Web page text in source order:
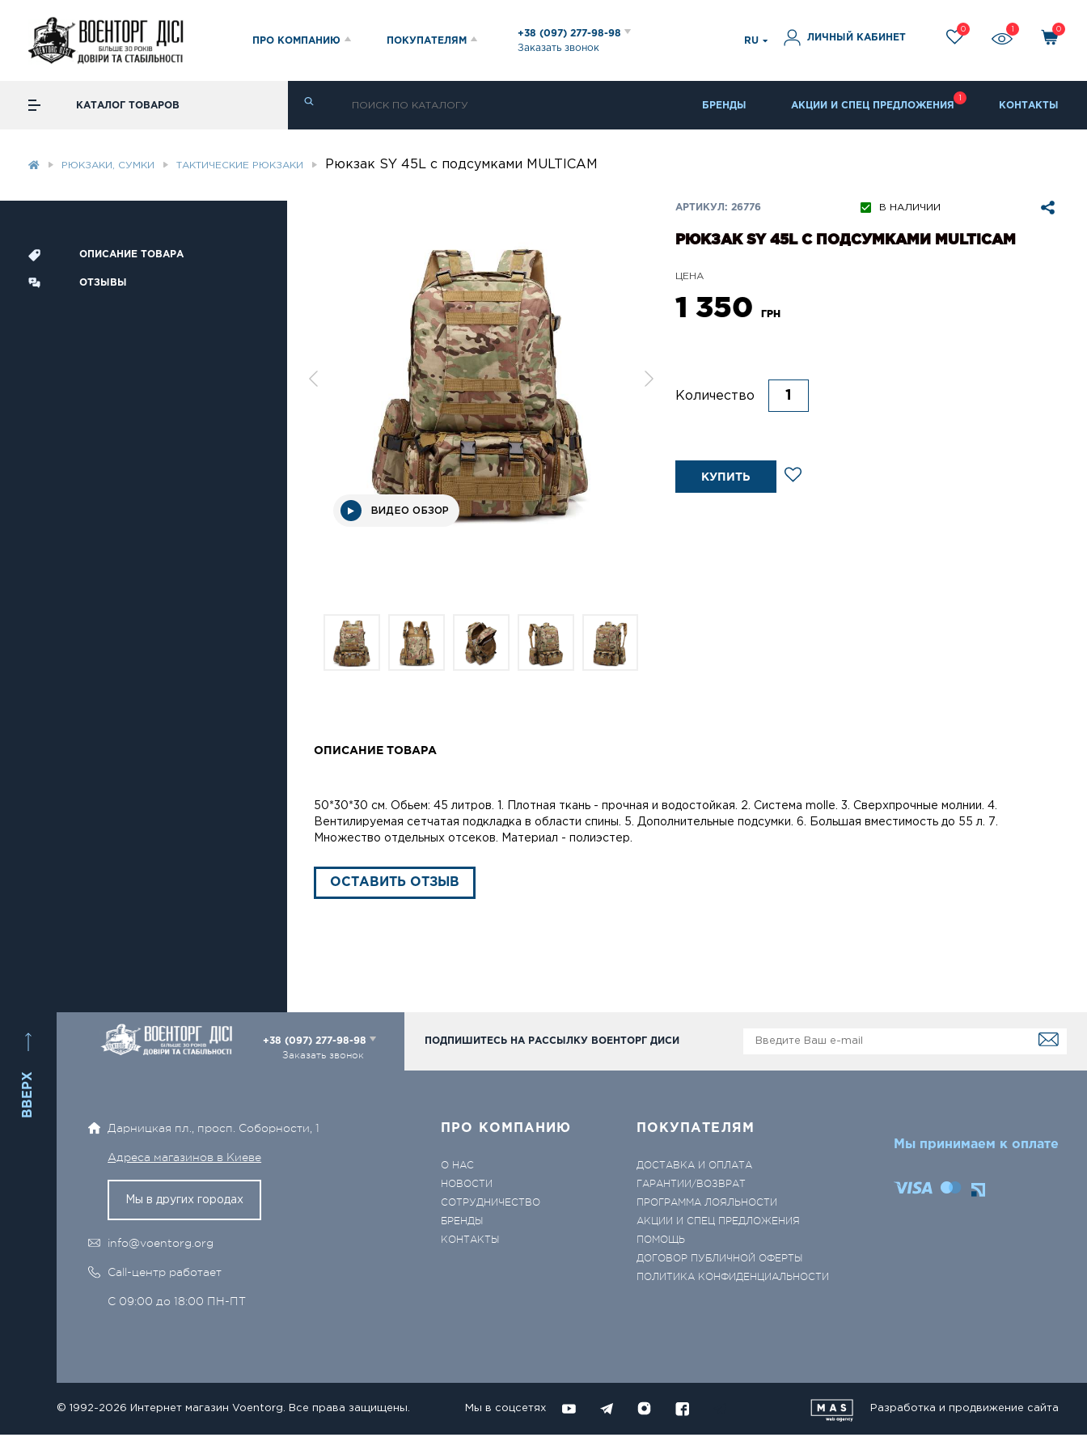
ПРО КОМПАНИЮ ПОКУПАТЕЛЯМ
+38 (097) 277-98-98
Заказать звонок
RU ЛИЧНЫЙ КАБИНЕТ
0 0
КАТАЛОГ ТОВАРОВ БРЕНДЫ АКЦИИ И СПЕЦ ПРЕДЛОЖЕНИЯ КОНТАКТЫ
РЮКЗАКИ, СУМКИ ТАКТИЧЕСКИЕ РЮКЗАКИ Рюкзак SY 45L c подсумками MULTICAM
ОПИСАНИЕ ТОВАРА
ОТЗЫВЫ
ВИДЕО ОБЗОР
АРТИКУЛ: 26776 В НАЛИЧИИ
РЮКЗАК SY 45L C ПОДСУМКАМИ MULTICAM
ЦЕНА
1 350 ГРН
Количество
КУПИТЬ
ОПИСАНИЕ ТОВАРА
50*30*30 см. Обьем: 45 литров. 1. Плотная ткань - прочная и водостойкая. 2. Система molle. 3. Сверхпрочные молнии. 4.
Вентилируемая сетчатая подкладка в области спины. 5. Дополнительные подсумки. 6. Большая вместимость до 55 л. 7.
Множество отдельных отсеков. Материал - полиэстер.
ОСТАВИТЬ ОТЗЫВ
ВВЕРХ
+38 (097) 277-98-98
Заказать звонок
ПОДПИШИТЕСЬ НА РАССЫЛКУ ВОЕНТОРГ ДИСИ
Дарницкая пл., просп. Соборности, 1
Адреса магазинов в Киеве
Мы в других городах
info@voentorg.org
Call-центр работает
С 09:00 до 18:00 ПН-ПТ
ПРО КОМПАНИЮ
О НАС
НОВОСТИ
СОТРУДНИЧЕСТВО
БРЕНДЫ
КОНТАКТЫ
ПОКУПАТЕЛЯМ
ДОСТАВКА И ОПЛАТА
ГАРАНТИИ/ВОЗВРАТ
ПРОГРАММА ЛОЯЛЬНОСТИ
АКЦИИ И СПЕЦ ПРЕДЛОЖЕНИЯ
ПОМОЩЬ
ДОГОВОР ПУБЛИЧНОЙ ОФЕРТЫ
ПОЛИТИКА КОНФИДЕНЦИАЛЬНОСТИ
Мы принимаем к оплате
© 1992-2026 Интернет магазин Voentorg. Все права защищены. Мы в соцсетях Разработка и продвижение сайта